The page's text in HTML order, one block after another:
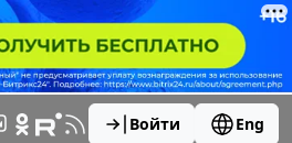
Войти Eng